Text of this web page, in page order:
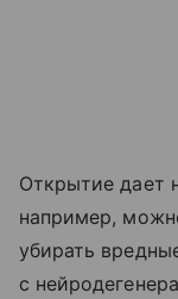
Открытие дает
например,
убирать
с